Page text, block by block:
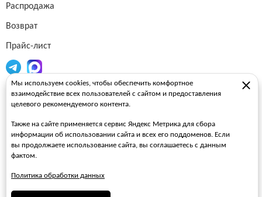
Распродажа
Возврат
Прайс-лист
Огнетушители
Пожарные стволы
Пожарные шкафы
FAQ
Мы используем cookies, чтобы обеспечить комфортное
взаимодействие всех пользователей с сайтом и предоставления
целевого рекомендуемого контента.
Также на сайте применяется сервис Яндекс Метрика для сбора
информации об использовании сайта и всех его поддоменов. Если
вы продолжаете использование сайта, вы соглашаетесь с данным
фактом.
Политика обработки данных